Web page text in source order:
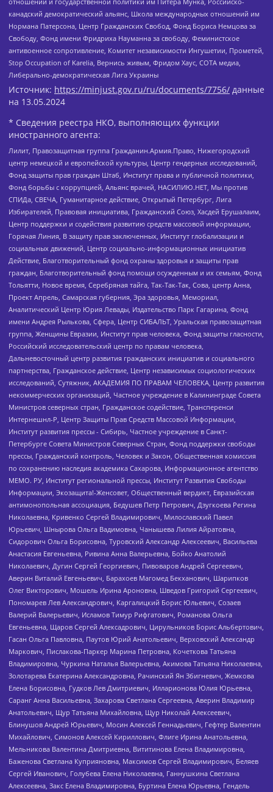
канадский демократический альянс, Школа международных отношений им
Нормана Патерсона, Центр Гражданских Свобод, Фонд Бориса Немцова за
Свободу, Фонд имени Фридриха Науманна за свободу, Феминистское
антивоенное сопротивление, Комитет независимости Ингушетии, Прометей,
Stop Occupation of Karelia, Вернись живым, Фридом Хаус, СОТА медиа,
Либерально-демократическая Лига Украины
Источник: https://minjust.gov.ru/ru/documents/7756/ данные
на 13.05.2024
* Сведения реестра НКО, выполняющих функции
иностранного агента:
Лилит, Правозащитная группа Гражданин.Армия.Право, Нижегородский
центр немецкой и европейской культуры, Центр гендерных исследований,
Фонд защиты прав граждан Штаб, Институт права и публичной политики,
Фонд борьбы с коррупцией, Альянс врачей, НАСИЛИЮ.НЕТ, Мы против
СПИДа, СВЕЧА, Гуманитарное действие, Открытый Петербург, Лига
Избирателей, Правовая инициатива, Гражданский Союз, Хасдей Ерушалаим,
Центр поддержки и содействия развитию средств массовой информации,
Горячая Линия, В защиту прав заключенных, Институт глобализации и
социальных движений, Центр социально-информационных инициатив
Действие, Благотворительный фонд охраны здоровья и защиты прав
граждан, Благотворительный фонд помощи осужденным и их семьям, Фонд
Тольятти, Новое время, Серебряная тайга, Так-Так-Так, Сова, центр Анна,
Проект Апрель, Самарская губерния, Эра здоровья, Мемориал,
Аналитический Центр Юрия Левады, Издательство Парк Гагарина, Фонд
имени Андрея Рылькова, Сфера, Центр СИБАЛЬТ, Уральская правозащитная
группа, Женщины Евразии, Институт прав человека, Фонд защиты гласности,
Российский исследовательский центр по правам человека,
Дальневосточный центр развития гражданских инициатив и социального
партнерства, Гражданское действие, Центр независимых социологических
исследований, Сутяжник, АКАДЕМИЯ ПО ПРАВАМ ЧЕЛОВЕКА, Центр развития
некоммерческих организаций, Частное учреждение в Калининграде Совета
Министров северных стран, Гражданское содействие, Трансперенси
Интернешнл-Р, Центр Защиты Прав Средств Массовой Информации,
Институт развития прессы - Сибирь, Частное учреждение в Санкт-
Петербурге Совета Министров Северных Стран, Фонд поддержки свободы
прессы, Гражданский контроль, Человек и Закон, Общественная комиссия
по сохранению наследия академика Сахарова, Информационное агентство
МЕМО. РУ, Институт региональной прессы, Институт Развития Свободы
Информации, Экозащита!-Женсовет, Общественный вердикт, Евразийская
антимонопольная ассоциация, Бедушев Петр Петрович, Дзугкоева Регина
Николаевна, Кривенко Сергей Владимирович, Милославский Павел
Юрьевич, Шнырова Ольга Вадимовна, Чанышева Лилия Айратовна,
Сидорович Ольга Борисовна, Туровский Александр Алексеевич, Васильева
Анастасия Евгеньевна, Ривина Анна Валерьевна, Бойко Анатолий
Николаевич, Дугин Сергей Георгиевич, Пивоваров Андрей Сергеевич,
Аверин Виталий Евгеньевич, Барахоев Магомед Бекханович, Шарипков
Олег Викторович, Мошель Ирина Ароновна, Шведов Григорий Сергеевич,
Пономарев Лев Александрович, Каргалицкий Борис Юльевич, Созаев
Валерий Валерьевич, Исламов Тимур Рифгатович, Романова Ольга
Евгеньевна, Щаров Сергей Алексадрович, Цирульников Борис Альбертович,
Гасан Ольга Павловна, Паутов Юрий Анатольевич, Верховский Александр
Маркович, Пислакова-Паркер Марина Петровна, Кочеткова Татьяна
Владимировна, Чуркина Наталья Валерьевна, Акимова Татьяна Николаевна,
Золотарева Екатерина Александровна, Рачинский Ян Збигневич, Жемкова
Елена Борисовна, Гудков Лев Дмитриевич, Илларионова Юлия Юрьевна,
Саранг Анна Васильевна, Захарова Светлана Сергеевна, Аверин Владимир
Анатольевич, Щур Татьяна Михайловна, Щур Николай Алексеевич,
Блинушов Андрей Юрьевич, Мосин Алексей Геннадьевич, Гефтер Валентин
Михайлович, Симонов Алексей Кириллович, Флиге Ирина Анатольевна,
Мельникова Валентина Дмитриевна, Вититинова Елена Владимировна,
Баженова Светлана Куприяновна, Максимов Сергей Владимирович, Беляев
Сергей Иванович, Голубева Елена Николаевна, Ганнушкина Светлана
Алексеевна, Закс Елена Владимировна, Буртина Елена Юрьевна, Гендель